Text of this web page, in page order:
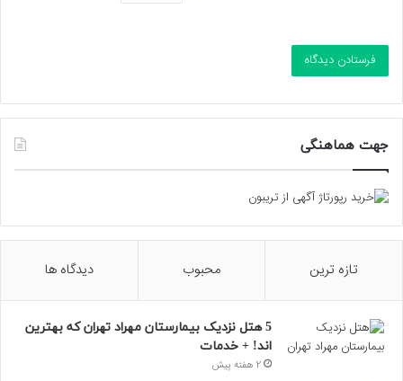
جهت هماهنگی
تازه ترین محبوب دیدگاه ها
5 هتل نزدیک بیمارستان مهراد تهران که بهترین‌
اند! + خدمات
2 هفته پیش